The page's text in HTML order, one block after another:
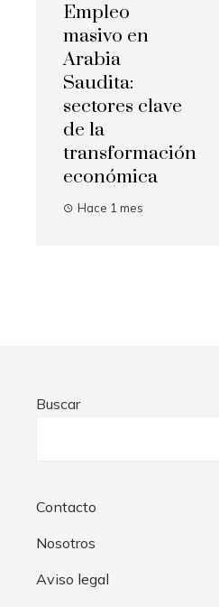
Empleo
masivo en
Arabia
Saudita:
sectores clave
de la
transformación
económica
Hace 1 mes
Buscar
Contacto
Nosotros
Aviso legal